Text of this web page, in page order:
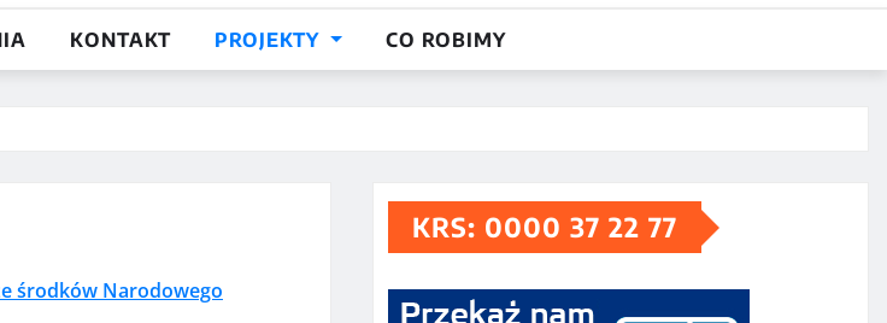
KONTAKT PROJEKTY CO ROBIMY
środków Narodowego
KRS: 0000 37 22 77